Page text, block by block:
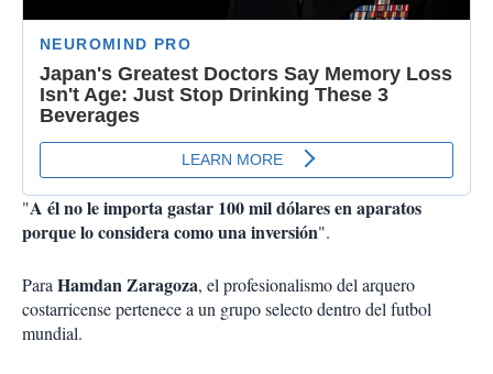
"A él no le importa gastar 100 mil dólares en aparatos
porque lo considera como una inversión".
Para Hamdan Zaragoza, el profesionalismo del arquero
costarricense pertenece a un grupo selecto dentro del futbol
mundial.